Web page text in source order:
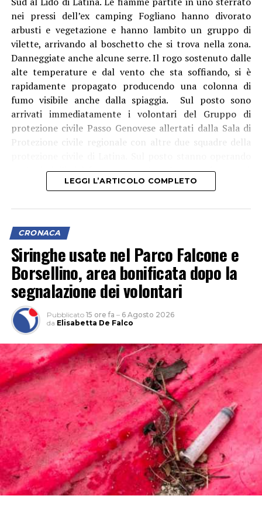
rispettivamente 4,8 kg e 4 kg di cocaina in fase di
raffinazione, un ingente quantitativo di sostanze da
taglio, 27 sacchi di pellet da 15 kg ciascuno,
verosimilmente intrisi di stupefacente e oggetto di
lavorazione, diversi recipienti contenenti solventi e
setacci utilizzati per l’estrazione chimica della sostanza
dal pellet, oltre ai residui delle lavorazioni già
effettuate.
Mentre il denaro, i beni e la droga già confezionata sono
stati immediatamente sequestrati. L’intera area della
tecnici da parte di personale specializzato dei
Carabinieri del R.I.S. di Roma, per determinare l’esatta
nei pressi dell’ex camping Fogliano hanno divorato
arbusti e vegetazione e hanno lambito un gruppo di
vilette, arrivando al boschetto che si trova nella zona.
Danneggiate anche alcune serre. Il rogo sostenuto dalle
alte temperature e dal vento che sta soffiando, si è
rapidamente propagato producendo una colonna di
fumo visibile anche dalla spiaggia. Sul posto sono
arrivati immediatamente i volontari del Gruppo di
protezione civile Passo Genovese allertati dalla Sala di
Protezione civile regionale con altre due squadre della
anche i vigili del fuoco con un’autobotte e da poco è
arrivato l’elicottero antincendio del corpo che sta
ELICOTTERO
AIB VIGILI
DEL FUOCO
INCENDIO
CASILINA
SUD
PROTEZIONE
CIVILE
PASSO
GENOVESE
INCENDIO
CASILINA
SUD
LEGGI L’ARTICOLO COMPLETO
CRONACA
Siringhe usate nel Parco Falcone e
Borsellino, area bonificata dopo la
segnalazione dei volontari
Pubblicato 15 ore fa – 6 Agosto 2026
da Elisabetta De Falco